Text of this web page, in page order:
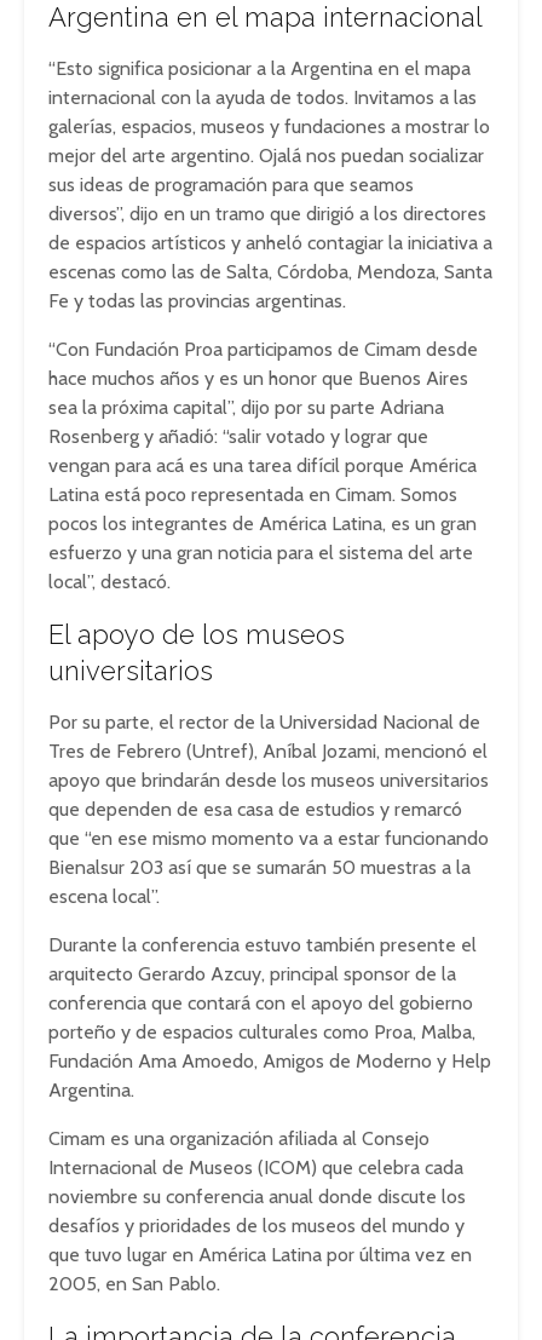
Argentina en el mapa internacional
“Esto significa posicionar a la Argentina en el mapa
internacional con la ayuda de todos. Invitamos a las
galerías, espacios, museos y fundaciones a mostrar lo
mejor del arte argentino. Ojalá nos puedan socializar
sus ideas de programación para que seamos
diversos”, dijo en un tramo que dirigió a los directores
de espacios artísticos y anheló contagiar la iniciativa a
escenas como las de Salta, Córdoba, Mendoza, Santa
Fe y todas las provincias argentinas.
“Con Fundación Proa participamos de Cimam desde
hace muchos años y es un honor que Buenos Aires
sea la próxima capital”, dijo por su parte Adriana
Rosenberg y añadió: “salir votado y lograr que
vengan para acá es una tarea difícil porque América
Latina está poco representada en Cimam. Somos
pocos los integrantes de América Latina, es un gran
esfuerzo y una gran noticia para el sistema del arte
local”, destacó.
El apoyo de los museos
universitarios
Por su parte, el rector de la Universidad Nacional de
Tres de Febrero (Untref), Aníbal Jozami, mencionó el
apoyo que brindarán desde los museos universitarios
que dependen de esa casa de estudios y remarcó
que “en ese mismo momento va a estar funcionando
Bienalsur 203 así que se sumarán 50 muestras a la
escena local”.
Durante la conferencia estuvo también presente el
arquitecto Gerardo Azcuy, principal sponsor de la
conferencia que contará con el apoyo del gobierno
porteño y de espacios culturales como Proa, Malba,
Fundación Ama Amoedo, Amigos de Moderno y Help
Argentina.
Cimam es una organización afiliada al Consejo
Internacional de Museos (ICOM) que celebra cada
noviembre su conferencia anual donde discute los
desafíos y prioridades de los museos del mundo y
que tuvo lugar en América Latina por última vez en
2005, en San Pablo.